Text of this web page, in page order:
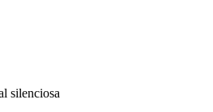
silenciosa